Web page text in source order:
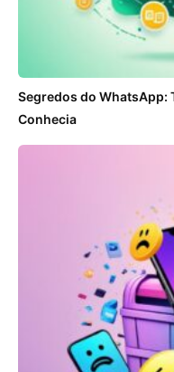
Segredos do WhatsApp:
Conhecia